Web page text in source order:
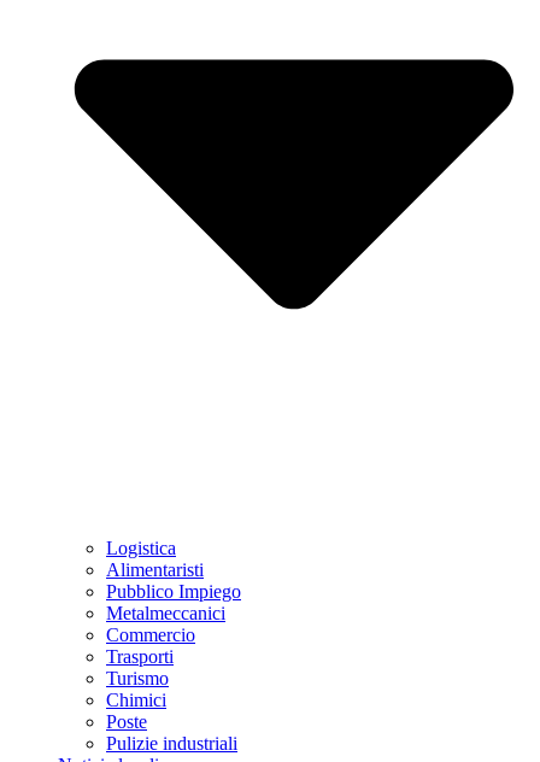
Logistica
Alimentaristi
Pubblico Impiego
Metalmeccanici
Commercio
Trasporti
Turismo
Chimici
Poste
Pulizie industriali